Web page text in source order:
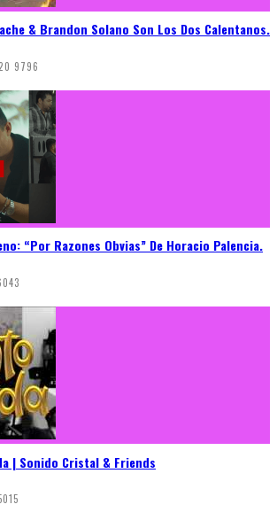
& Brandon Solano Son Los Dos Calentanos.
9796
“Por Razones Obvias” De Horacio Palencia.
| Sonido Cristal & Friends